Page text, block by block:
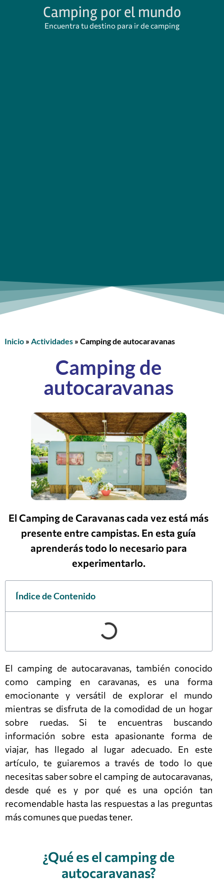
Camping por el mundo
Encuentra tu destino para ir de camping
Inicio» Actividades» Camping de autocaravanas
Camping de
autocaravanas
El Camping de Caravanas cada vez está más
presente entre campistas. En esta guía
aprenderás todo lo necesario para
experimentarlo.
Índice de Contenido
El camping de autocaravanas, también conocido
como camping en caravanas, es una forma
emocionante y versátil de explorar el mundo
mientras se disfruta de la comodidad de un hogar
sobre ruedas. Si te encuentras buscando
información sobre esta apasionante forma de
viajar, has llegado al lugar adecuado. En este
artículo, te guiaremos a través de todo lo que
necesitas saber sobre el camping de autocaravanas,
desde qué es y por qué es una opción tan
recomendable hasta las respuestas a las preguntas
más comunes que puedas tener.
¿Qué es el camping de
autocaravanas?